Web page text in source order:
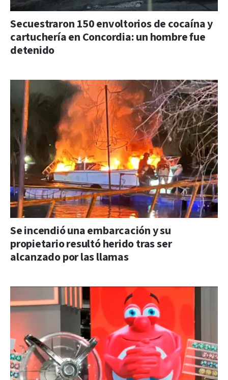
Secuestraron 150 envoltorios de cocaína y
cartuchería en Concordia: un hombre fue
detenido
Se incendió una embarcación y su
propietario resultó herido tras ser
alcanzado por las llamas